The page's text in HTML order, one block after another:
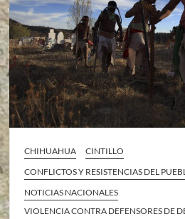
CHIHUAHUA
CINTILLO
CONFLICTOS Y RESISTENCIAS DEL
NOTICIAS NACIONALES
VIOLENCIA CONTRA DEFENSORES DE